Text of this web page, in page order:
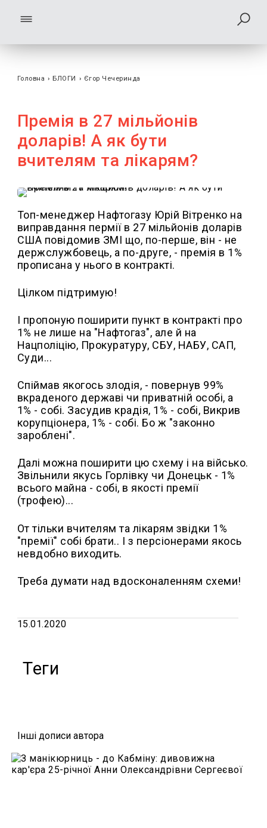
Головна › БЛОГИ › Єгор Чечеринда
Премія в 27 мільйонів
доларів! А як бути
вчителям та лікарям?
Топ-менеджер Нафтогазу Юрій Вітренко на
виправдання пермії в 27 мільйонів доларів
США повідомив ЗМІ що, по-перше, він - не
держслужбовець, а по-друге, - премія в 1%
прописана у нього в контракті.
Цілком підтримую!
І пропоную поширити пункт в контракті про
1% не лише на "Нафтогаз", але й на
Нацполіцію, Прокуратуру, СБУ, НАБУ, САП,
Суди...
Спіймав якогось злодія, - повернув 99%
вкраденого державі чи приватній особі, а
1% - собі. Засудив крадія, 1% - собі, Викрив
корупціонера, 1% - собі. Бо ж "законно
зароблені".
Далі можна поширити цю схему і на військо.
Звільнили якусь Горлівку чи Донецьк - 1%
всього майна - собі, в якості премії
(трофею)...
От тільки вчителям та лікарям звідки 1%
"премії" собі брати.. І з персіонерами якось
невдобно виходить.
Треба думати над вдосконаленням схеми!
15.01.2020
Теги
Iншi дописи автора